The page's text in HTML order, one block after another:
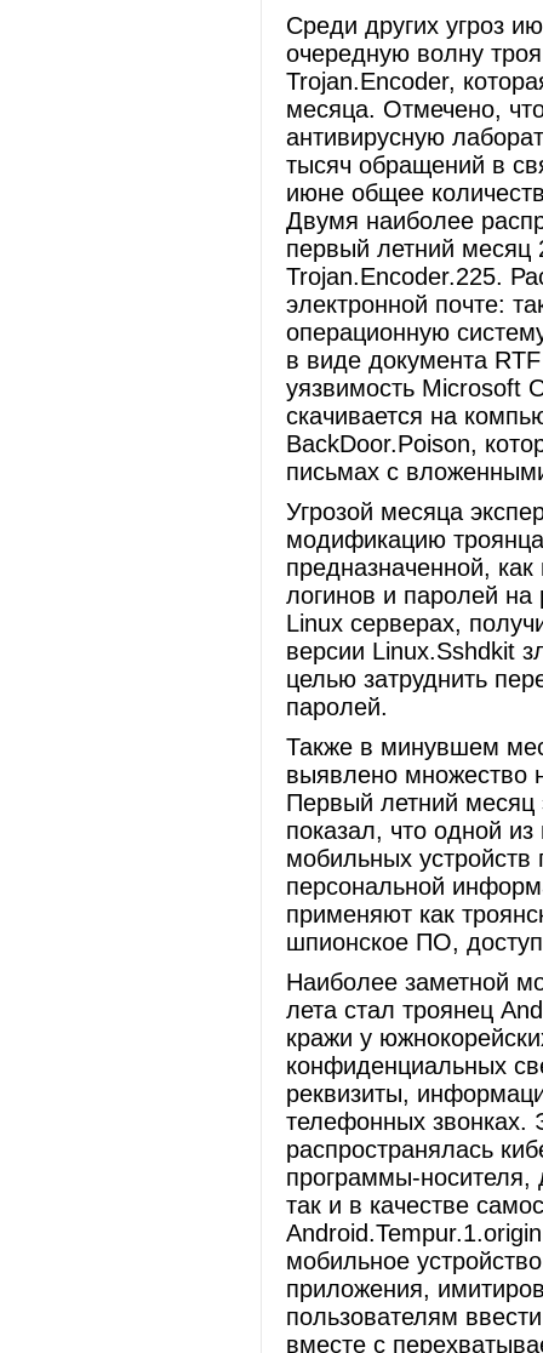
Среди других угроз
очередную волну
Trojan.Encoder,
месяца. Отмечено,
антивирусную
тысяч обращений в
июне общее
Двумя наиболее
первый летний месяц
Trojan.Encoder.225.
электронной почте:
операционную
в виде документа
уязвимость Microsoft
скачивается на
BackDoor.Poison,
письмах с
Угрозой месяца
модификацию
предназначенной,
логинов и паролей
Linux серверах,
версии Linux.Sshdkit
целью затруднить
паролей.
Также в минувшем
выявлено множество
Первый летний месяц
показал, что одной
мобильных устройств
персональной
применяют как
шпионское ПО,
Наиболее заметной
лета стал троянец
кражи у
конфиденциальных
реквизиты,
телефонных звонках.
распространялась
программы-носителя,
так и в качестве
мобильное
приложения,
пользователям
вместе с